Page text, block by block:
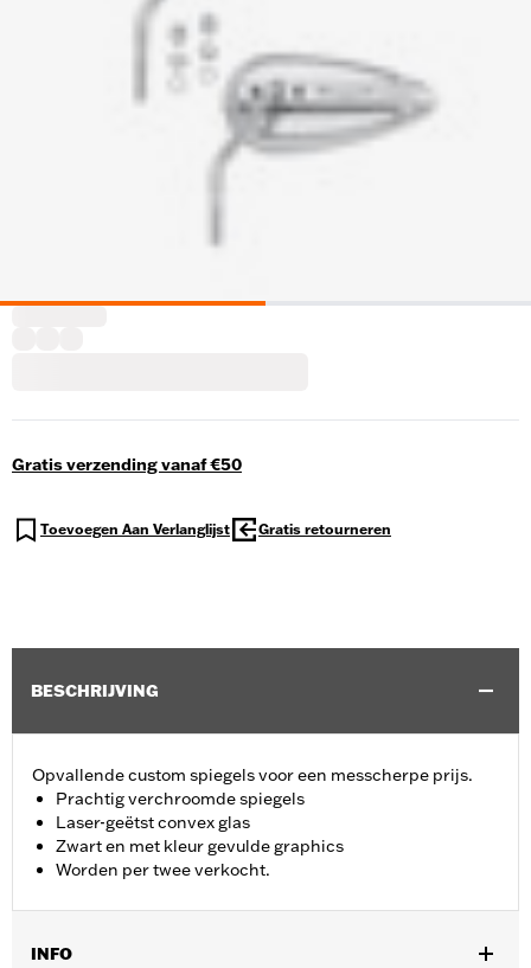
Gratis verzending vanaf €50
Toevoegen Aan Verlanglijst Gratis retourneren
BESCHRIJVING
Opvallende custom spiegels voor een messcherpe prijs.
Prachtig verchroomde spiegels
Laser-geëtst convex glas
Zwart en met kleur gevulde graphics
Worden per twee verkocht.
INFO